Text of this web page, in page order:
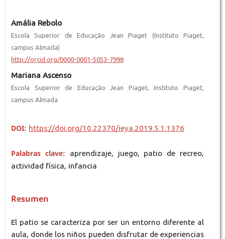
Amália Rebolo
Escola Superior de Educação Jean Piaget (Instituto Piaget,
campus Almada)
http://orcid.org/0000-0001-5053-7998
Mariana Ascenso
Escola Superior de Educação Jean Piaget, Instituto Piaget,
campus Almada
DOI: https://doi.org/10.22370/ieya.2019.5.1.1376
Palabras clave:
aprendizaje, juego, patio de recreo,
actividad física, infancia
Resumen
El patio se caracteriza por ser un entorno diferente al
aula, donde los niños pueden disfrutar de experiencias